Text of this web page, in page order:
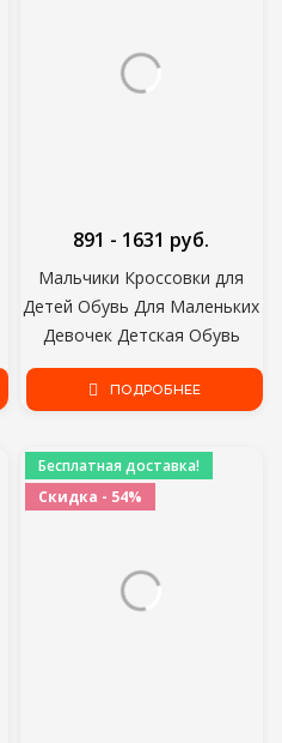
Мальчики Кроссовки для
Детей Обувь Для Маленьких
Девочек Детская Обувь
Мода Повседневная Легкая
Дышащая Мягкая
Обувь
891 - 1631 руб.
ПОДРОБНЕЕ
Бесплатная доставка!
Скидка - 54%